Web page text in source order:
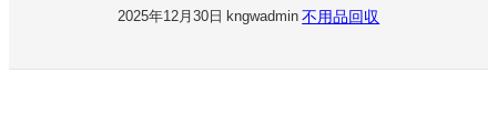
2025年12月30日 kngwadmin 不用品回収